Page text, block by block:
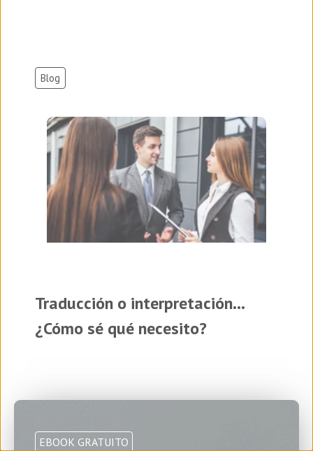
Blog
Traducción o interpretación...
¿Cómo sé qué necesito?
EBOOK GRATUITO